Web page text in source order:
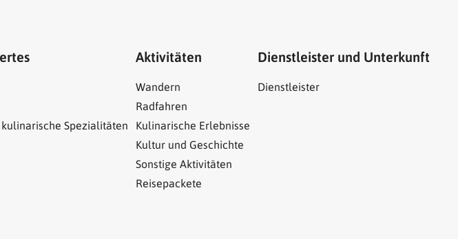
Spezialitäten
Aktivitäten
Wandern
Radfahren
Kulinarische Erlebnisse
Kultur und Geschichte
Sonstige Aktivitäten
Reisepackete
Dienstleister und Unterkunft
Dienstleister